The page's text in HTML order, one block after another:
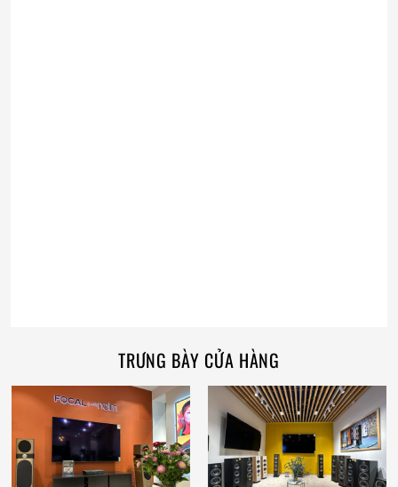
TRƯNG BÀY CỬA HÀNG